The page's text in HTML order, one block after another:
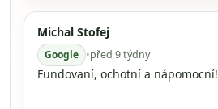
Michal Stofej
Google •před 9 týdny
Fundovaní, ochotní a nápomocní!